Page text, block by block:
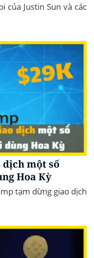
của Justin Sun và các
một số
Hoa Kỳ
tạm dừng giao dịch